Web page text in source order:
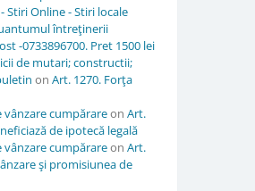
Stiri Online - Stiri locale
întreţinerii
-0733896700. Pret 1500 lei
de mutari; constructii;
on Art. 1270. Forţa
vânzare cumpărareon Art.
de ipotecă legală
vânzare cumpărareon Art.
şi promisiunea de